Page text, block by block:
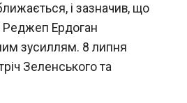
Під час саміту НАТО в Анкарі
прем’єр-міністр Естонії
Крістен Міхал і президент
України Володимир
Зеленський підписали угоду
і зазначив, що
Реджеп Ердоган
зусиллям. 8 липня
Зеленського та